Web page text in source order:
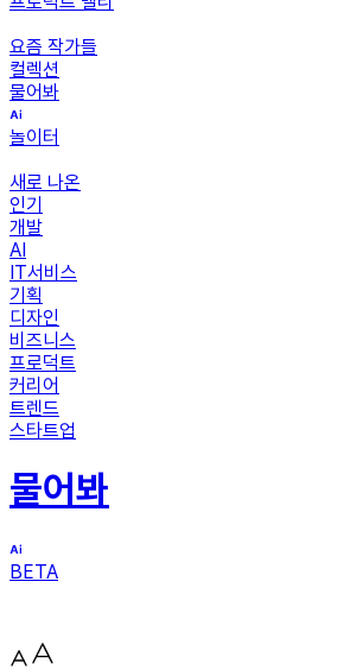
요즘 작가들
컬렉션
물어봐
놀이터
새로 나온
인기
개발
AI
IT서비스
기획
디자인
비즈니스
프로덕트
커리어
트렌드
스타트업
물어봐
BETA